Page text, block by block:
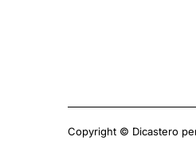
Copyright © Dicastero